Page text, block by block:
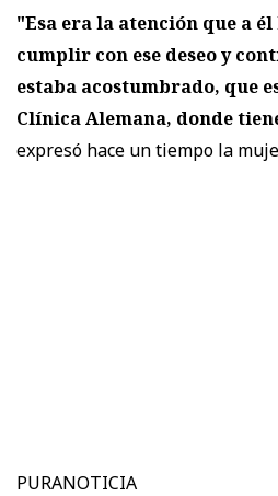
"Esa era la atención que a
cumplir con ese deseo y
estaba acostumbrado, que
Clínica Alemana, donde
expresó hace un tiempo la
PURANOTICIA